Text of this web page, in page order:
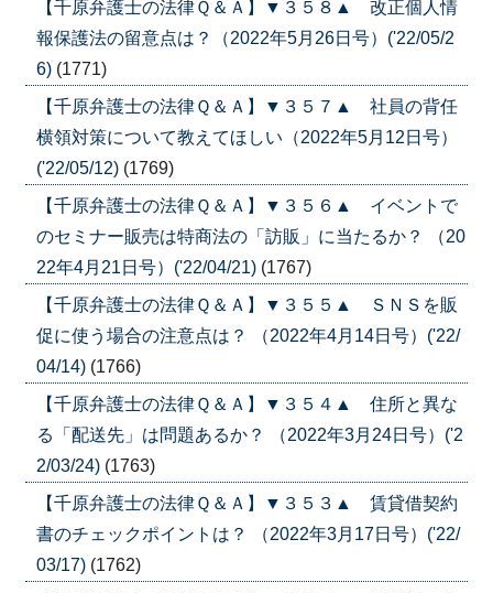
【千原弁護士の法律Ｑ＆Ａ】▼３５８▲ 改正個人情
報保護法の留意点は？（2022年5月26日号）('22/05/2
6) (1771)
【千原弁護士の法律Ｑ＆Ａ】▼３５７▲ 社員の背任
横領対策について教えてほしい（2022年5月12日号）
('22/05/12) (1769)
【千原弁護士の法律Ｑ＆Ａ】▼３５６▲ イベントで
のセミナー販売は特商法の「訪販」に当たるか？ （20
22年4月21日号）('22/04/21) (1767)
【千原弁護士の法律Ｑ＆Ａ】▼３５５▲ ＳＮＳを販
促に使う場合の注意点は？ （2022年4月14日号）('22/
04/14) (1766)
【千原弁護士の法律Ｑ＆Ａ】▼３５４▲ 住所と異な
る「配送先」は問題あるか？ （2022年3月24日号）('2
2/03/24) (1763)
【千原弁護士の法律Ｑ＆Ａ】▼３５３▲ 賃貸借契約
書のチェックポイントは？ （2022年3月17日号）('22/
03/17) (1762)